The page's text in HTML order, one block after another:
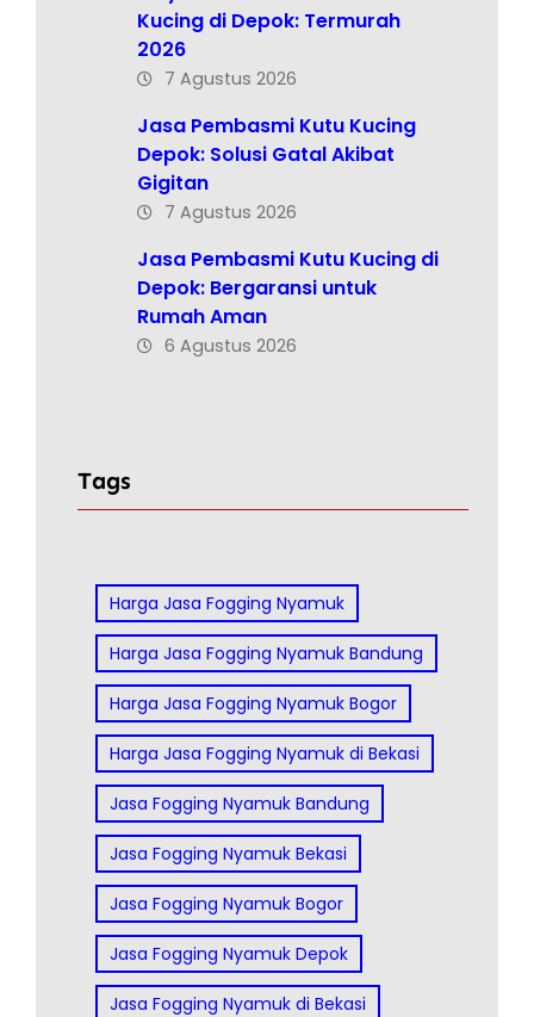
Kucing di Depok: Termurah
2026
7 Agustus 2026
Jasa Pembasmi Kutu Kucing
Depok: Solusi Gatal Akibat
Gigitan
7 Agustus 2026
Jasa Pembasmi Kutu Kucing di
Depok: Bergaransi untuk
Rumah Aman
6 Agustus 2026
Tags
Harga Jasa Fogging Nyamuk
Harga Jasa Fogging Nyamuk Bandung
Harga Jasa Fogging Nyamuk Bogor
Harga Jasa Fogging Nyamuk di Bekasi
Jasa Fogging Nyamuk Bandung
Jasa Fogging Nyamuk Bekasi
Jasa Fogging Nyamuk Bogor
Jasa Fogging Nyamuk Depok
Jasa Fogging Nyamuk di Bekasi